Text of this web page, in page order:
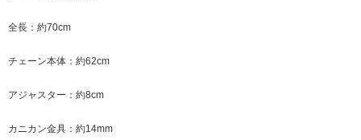
全長：約70cm
チェーン本体：約62cm
アジャスター：約8cm
カニカン金具：約14mm